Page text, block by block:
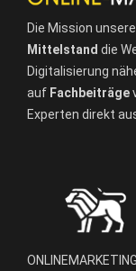
Die Mission
Mittelstand die
Digitalisierung
auf Fachbeiträge
Experten direkt